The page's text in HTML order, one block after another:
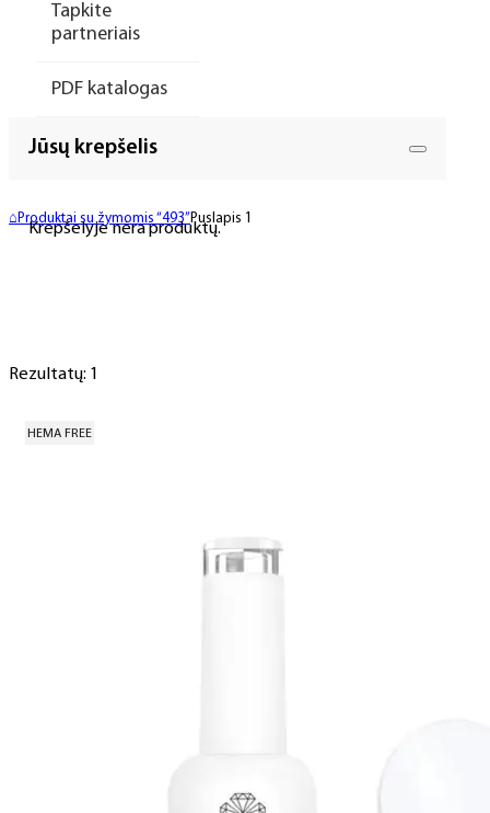
Tapkite
partneriais
PDF katalogas
Jūsų krepšelis
Krepšelyje nėra produktų.
⌂ Produktai su žymomis “493” Puslapis 1
Rezultatų: 1
HEMA FREE